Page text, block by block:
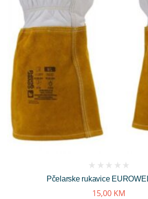
Pčelarske rukavice
reviews)
15,00 KM